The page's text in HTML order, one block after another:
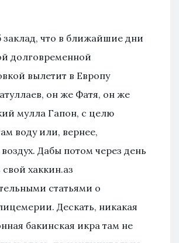
заклад, что в ближайшие дни
долговременной
вылетит в Европу
он же Фатя, он же
мулла Гапон, с целю
воду или, вернее,
Дабы потом через день
хаккин.аз
статьями о
Дескать, никакая
бакинская икра там не